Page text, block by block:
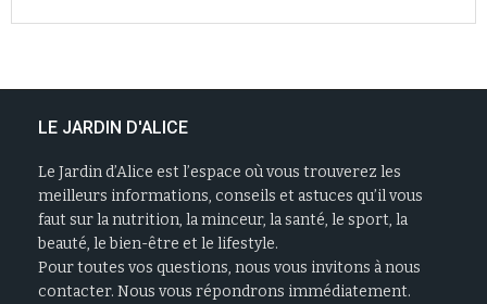
LE JARDIN D'ALICE
Le Jardin d’Alice est l’espace où vous trouverez les
meilleurs informations, conseils et astuces qu’il vous
faut sur la nutrition, la minceur, la santé, le sport, la
beauté, le bien-être et le lifestyle.
Pour toutes vos questions, nous vous invitons à nous
contacter. Nous vous répondrons immédiatement.